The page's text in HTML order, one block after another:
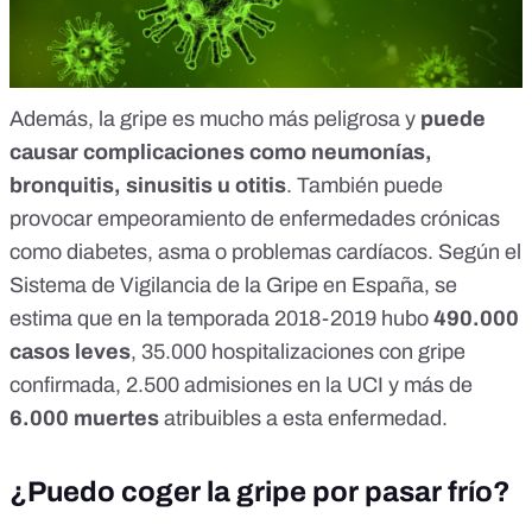
Además, la gripe es mucho más peligrosa y puede
causar complicaciones como neumonías,
bronquitis, sinusitis u otitis. También puede
provocar empeoramiento de enfermedades crónicas
como diabetes, asma o problemas cardíacos. Según el
Sistema de Vigilancia de la Gripe en España, se
estima que en la temporada 2018-2019 hubo 490.000
casos leves, 35.000 hospitalizaciones con gripe
confirmada, 2.500 admisiones en la UCI y más de
6.000 muertes atribuibles a esta enfermedad.
¿Puedo coger la gripe por pasar frío?